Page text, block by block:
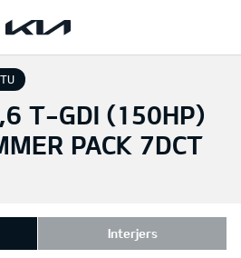
T-GDI (150HP)
PACK 7DCT
Interjers